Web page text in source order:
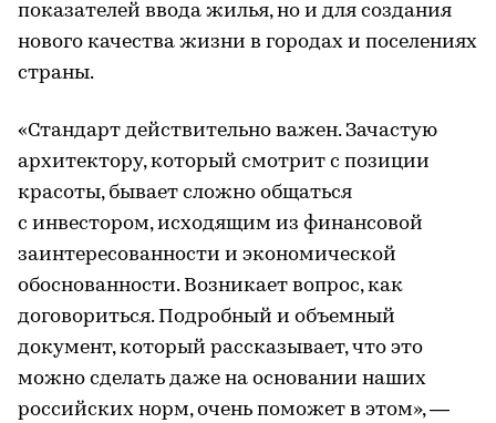
показателей ввода жилья, но и для создания
нового качества жизни в городах и поселениях
страны.
«Стандарт действительно важен. Зачастую
архитектору, который смотрит с позиции
красоты, бывает сложно общаться
с инвестором, исходящим из финансовой
заинтересованности и экономической
обоснованности. Возникает вопрос, как
договориться. Подробный и объемный
документ, который рассказывает, что это
можно сделать даже на основании наших
российских норм, очень поможет в этом», —